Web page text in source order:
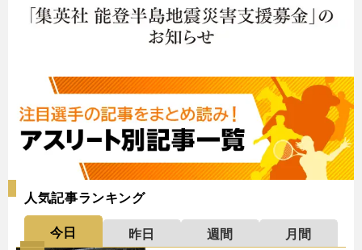
人気記事ランキング
今日 昨日 週間
月間